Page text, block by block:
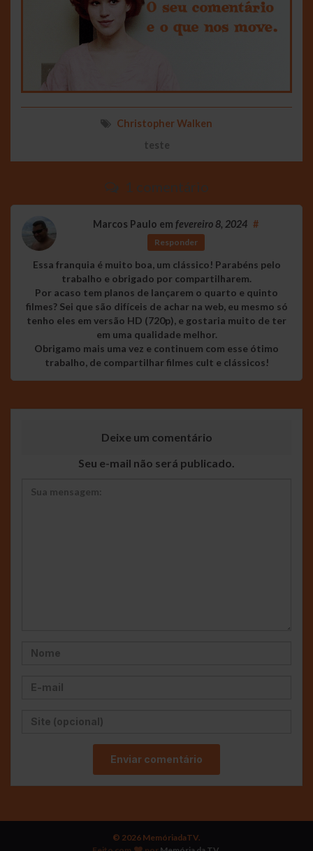
Christopher Walken
teste
1 comentário
Marcos Paulo em fevereiro 8, 2024 #
Responder
Essa franquia é muito boa, um clássico! Parabéns pelo
trabalho e obrigado por compartilharem.
Por acaso tem planos de lançarem o quarto e quinto
filmes? Sei que são difíceis de achar na web, eu mesmo só
tenho eles em versão HD (720p), e gostaria muito de ter
em uma qualidade melhor.
Obrigamo mais uma vez e continuem com esse ótimo
trabalho, de compartilhar filmes cult e clássicos!
Deixe um comentário
Seu e-mail não será publicado.
© 2026 MemóriadaTV.